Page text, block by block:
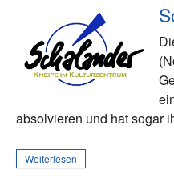
absolvieren und hat sogar
Weiterlesen